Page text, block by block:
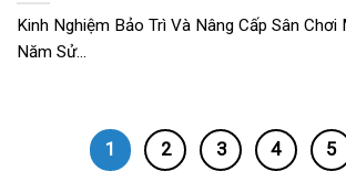
Kinh Nghiệm Bảo Trì Và Nâng Cấp Sân
Năm Sử...
1 2 3 4 5